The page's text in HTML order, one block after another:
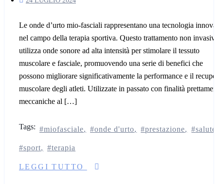
Le onde d’urto mio-fasciali rappresentano una tecnologia
nel campo della terapia sportiva. Questo trattamento non
utilizza onde sonore ad alta intensità per stimolare il tessuto
muscolare e fasciale, promuovendo una serie di benefici che
possono migliorare significativamente la performance e il
muscolare degli atleti. Utilizzate in passato con finalità
meccaniche al […]
Tags: miofasciale onde d'urto prestazione salute
sport terapia
LEGGI TUTTO